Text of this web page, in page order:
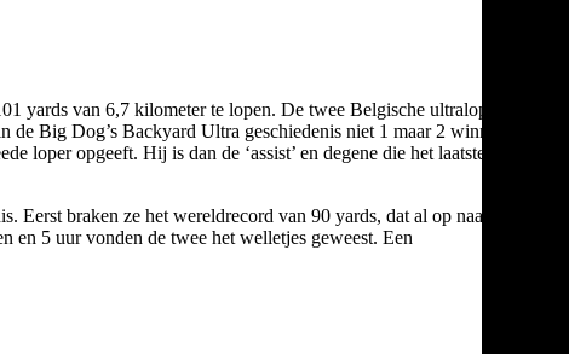
yards van 6,7 kilometer te lopen. De twee Belgische ultralopers
Big Dog’s Backyard Ultra geschiedenis niet 1 maar 2 winnaars,
loper opgeeft. Hij is dan de ‘assist’ en degene die het laatste
braken ze het wereldrecord van 90 yards, dat al op naam
en 5 uur vonden de twee het welletjes geweest. Een